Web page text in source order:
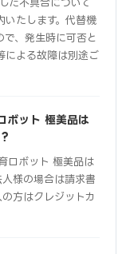
た不具合について
いたします。代替機
、発生時に可否と
による故障は別途ご
ボット 極美品は
ロボット 極美品は
様の場合は請求書
方はクレジットカ